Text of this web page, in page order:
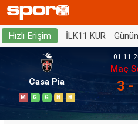
Hızlı Erişim İLK11 KUR
Casa Pia
M G G B B
Maç
3 -